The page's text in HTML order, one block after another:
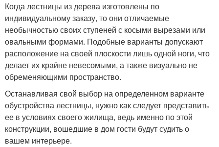
Когда лестницы из дерева изготовлены по
индивидуальному заказу, то они отличаемые
необычностью своих ступеней с косыми вырезами или
овальными формами. Подобные варианты допускают
расположение на своей плоскости лишь одной ноги, что
делает их крайне невесомыми, а также визуально не
обременяющими пространство.
Останавливая свой выбор на определенном варианте
обустройства лестницы, нужно как следует представить
ее в условиях своего жилища, ведь именно по этой
конструкции, вошедшие в дом гости будут судить о
вашем интерьере.